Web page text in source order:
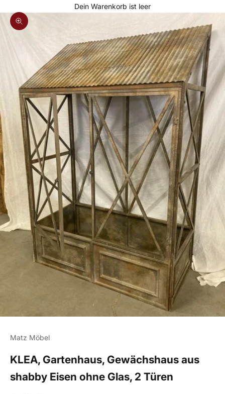
Dein Warenkorb ist leer
Bild vergrößern
Matz Möbel
KLEA, Gartenhaus, Gewächshaus aus
shabby Eisen ohne Glas, 2 Türen